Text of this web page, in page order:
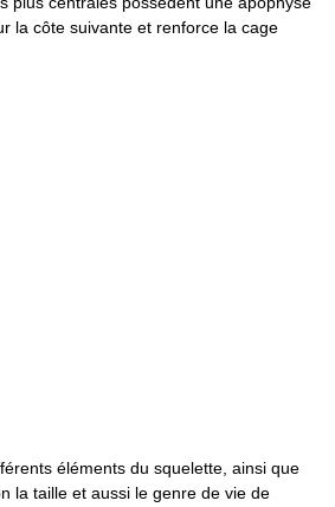
la côte suivante et renforce la cage
éléments du squelette, ainsi que
la taille et aussi le genre de vie de